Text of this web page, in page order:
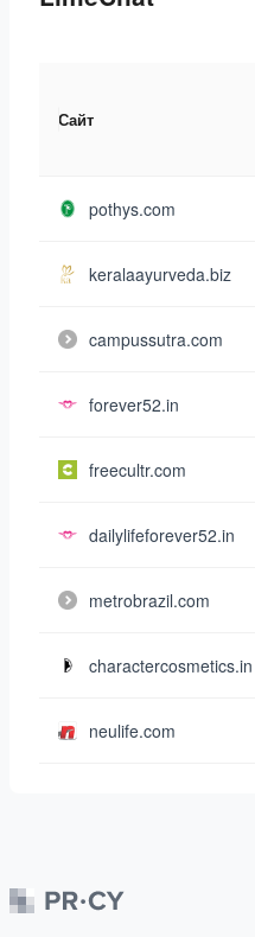
Сайт
pothys.com
keralaayurveda.biz
campussutra.com
forever52.in
freecultr.com
dailylifeforever52.in
metrobrazil.com
charactercosmetics.in
neulife.com